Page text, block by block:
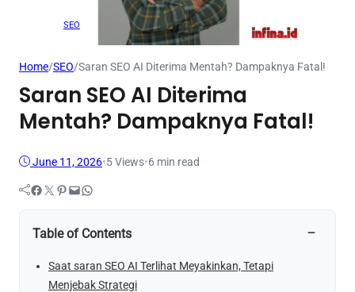
SEO
Home/SEO/Saran SEO AI Diterima Mentah? Dampaknya Fatal!
Saran SEO AI Diterima
Mentah? Dampaknya Fatal!
June 11, 2026•5Views•6 min read
Facebook Twitter Pinterest Mail WhatsApp
Table of Contents −
Saat saran SEO AI Terlihat Meyakinkan, Tetapi
Menjebak Strategi